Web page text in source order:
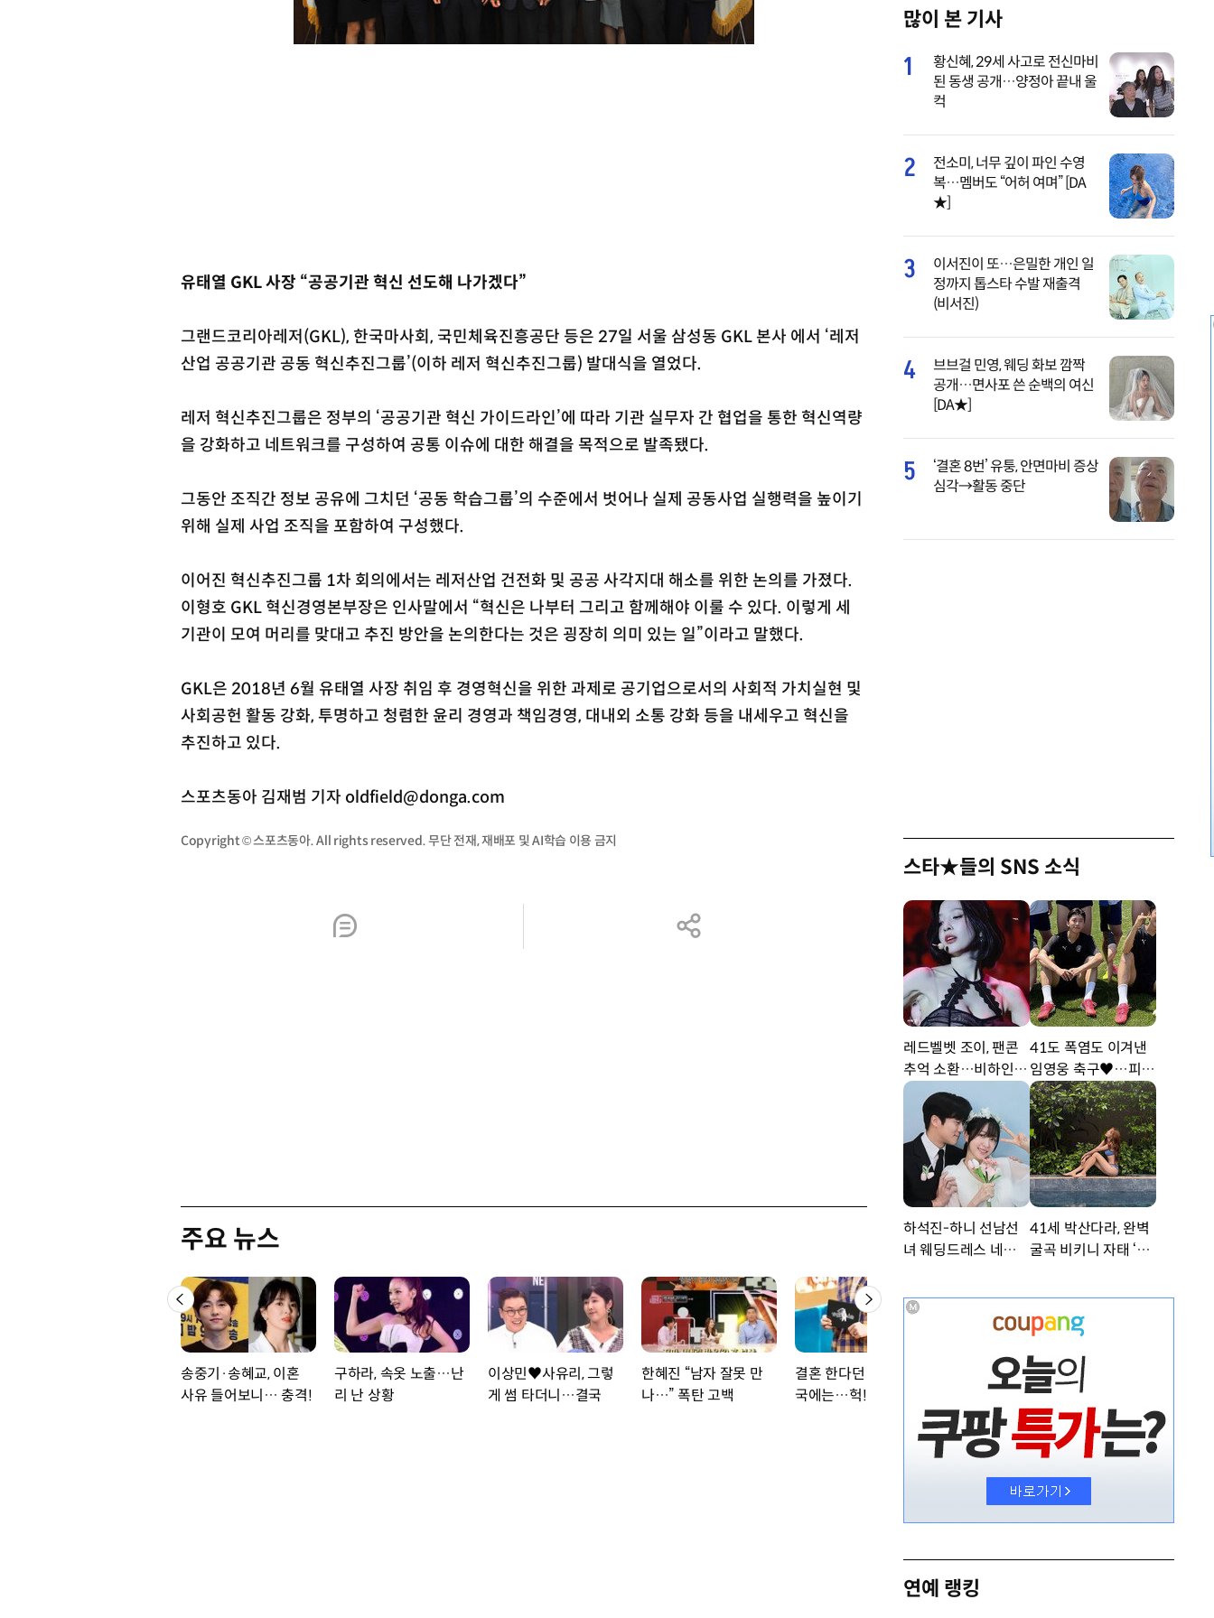
유태열 GKL 사장 “공공기관 혁신 선도해 나가겠다”
그랜드코리아레저(GKL), 한국마사회, 국민체육진흥공단 등은 27일 서울 삼성동 GKL 본사 에서 ‘레저
산업 공공기관 공동 혁신추진그룹’(이하 레저 혁신추진그룹) 발대식을 열었다.
레저 혁신추진그룹은 정부의 ‘공공기관 혁신 가이드라인’에 따라 기관 실무자 간 협업을 통한 혁신역량
을 강화하고 네트워크를 구성하여 공통 이슈에 대한 해결을 목적으로 발족됐다.
그동안 조직간 정보 공유에 그치던 ‘공동 학습그룹’의 수준에서 벗어나 실제 공동사업 실행력을 높이기
위해 실제 사업 조직을 포함하여 구성했다.
이어진 혁신추진그룹 1차 회의에서는 레저산업 건전화 및 공공 사각지대 해소를 위한 논의를 가졌다.
이형호 GKL 혁신경영본부장은 인사말에서 “혁신은 나부터 그리고 함께해야 이룰 수 있다. 이렇게 세
기관이 모여 머리를 맞대고 추진 방안을 논의한다는 것은 굉장히 의미 있는 일”이라고 말했다.
GKL은 2018년 6월 유태열 사장 취임 후 경영혁신을 위한 과제로 공기업으로서의 사회적 가치실현 및
사회공헌 활동 강화, 투명하고 청렴한 윤리 경영과 책임경영, 대내외 소통 강화 등을 내세우고 혁신을
추진하고 있다.
스포츠동아 김재범 기자 oldfield@donga.com
Copyright © 스포츠동아. All rights reserved. 무단 전재, 재배포 및 AI학습 이용 금지
주요 뉴스
송중기·송혜교, 이혼
사유 들어보니… 충격!
구하라, 속옷 노출…난
리 난 상황
이상민♥사유리, 그렇
게 썸 타더니…결국
한혜진 “남자 잘못 만
나…” 폭탄 고백
결혼 한다던 안영미, 결
국에는…헉!
t
e
많이 본 기사
1
황신혜, 29세 사고로 전신마비
된 동생 공개…양정아 끝내 울
컥
2
전소미, 너무 깊이 파인 수영
복…멤버도 “어허 여며” [DA
★]
3
이서진이 또…은밀한 개인 일
정까지 톱스타 수발 재출격
(비서진)
4
브브걸 민영, 웨딩 화보 깜짝
공개…면사포 쓴 순백의 여신
[DA★]
5
‘결혼 8번’ 유퉁, 안면마비 증상
심각→활동 중단
스타★들의 SNS 소식
레드벨벳 조이, 팬콘
추억 소환…비하인드
공개 [DA★]
41도 폭염도 이겨낸
임영웅 축구♥…피지
컬 난리 [DA★]
하석진-하니 선남선
녀 웨딩드레스 네컷사
★]
41세 박산다라, 완벽
굴곡 비키니 자태 ‘부
연예 랭킹